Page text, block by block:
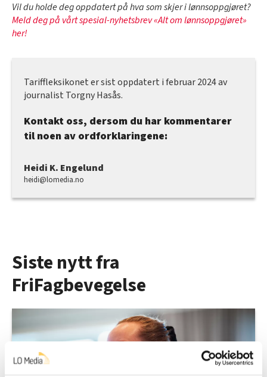
Vil du holde deg oppdatert på hva som skjer i lønnsoppgjøret?
Meld deg på vårt spesial-nyhetsbrev «Alt om lønnsoppgjøret»
her!
Tariffleksikonet er sist oppdatert i februar 2024 av
journalist Torgny Hasås.
Kontakt oss, dersom du har kommentarer
til noen av ordforklaringene:
Heidi K. Engelund
heidi@lomedia.no
Siste nytt fra
FriFagbevegelse